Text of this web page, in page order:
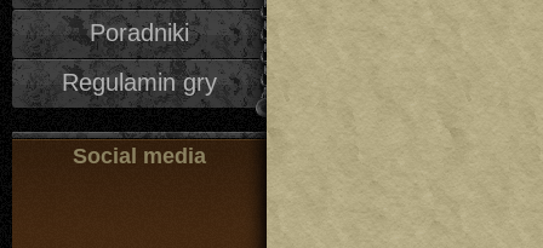
Poradniki
Regulamin gry
Social media